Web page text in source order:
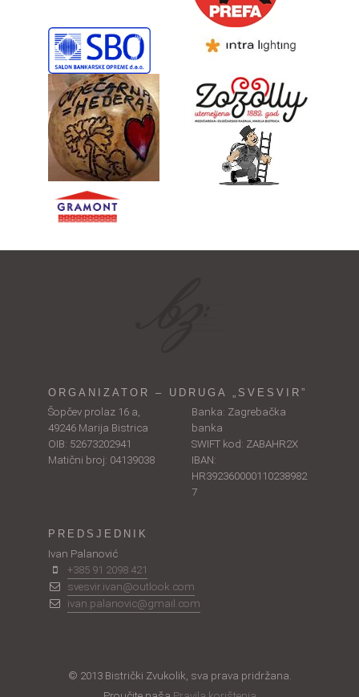
ORGANIZATOR – UDRUGA „SVESVIR”
Šopčev prolaz 16 a,
49246 Marija Bistrica
OIB: 52673202941
Matični broj: 04139038
Banka: Zagrebačka
banka
SWIFT kod: ZABAHR2X
IBAN:
HR392360000110238982
7
PREDSJEDNIK
Ivan Palanović
+385 91 2098 421
svesvir.ivan@outlook.com
ivan.palanovic@gmail.com
© 2013 Bistrički Zvukolik, sva prava pridržana.